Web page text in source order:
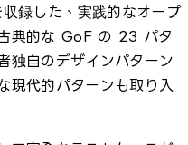
録した、実践的なオープ
典的な GoF の 23 パタ
独自のデザインパターン
現代的パターンも取り入